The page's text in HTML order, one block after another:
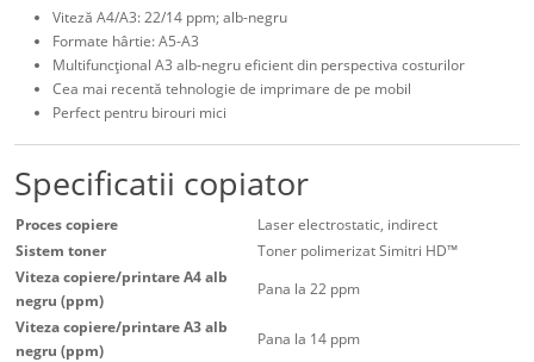
Viteză A4/A3: 22/14 ppm; alb-negru
Formate hârtie: A5-A3
Multifuncţional A3 alb-negru eficient din perspectiva costurilor
Cea mai recentă tehnologie de imprimare de pe mobil
Perfect pentru birouri mici
Specificatii copiator
Proces copiere
Laser electrostatic, indirect
Sistem toner
Toner polimerizat Simitri HD™
Viteza copiere/printare A4 alb
negru (ppm)
Pana la 22 ppm
Viteza copiere/printare A3 alb
negru (ppm)
Pana la 14 ppm